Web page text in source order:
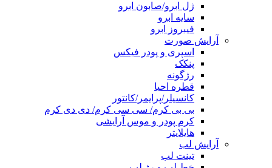
ژل ابرو/صابون ابرو
سایه ابرو
فیبروز ابرو
آرایش صورت
اسپری و پودر فیکس
پنکک
رژگونه
قطره احیا
کانسیلر/پرایمر/کانتور
بی بی کرم/ سی سی کرم/ دی دی کرم
کرم پودر و موس آرایشی
هایلایتر
آرایش لب
تینت لب